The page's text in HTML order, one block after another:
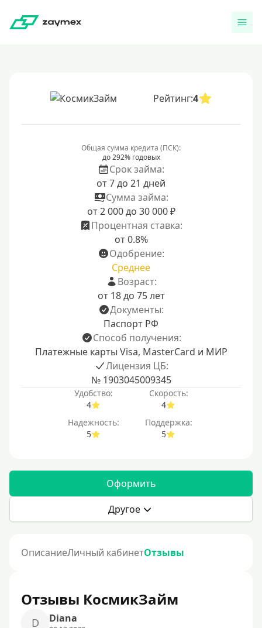
Рейтинг:4
Общая сумма кредита (ПСК):
до 292% годовых
Срок займа:
от 7 до 21 дней
Сумма займа:
от 2 000 до 30 000 ₽
Процентная ставка:
от 0.8%
Одобрение:
Среднее
Возраст:
от 18 до 75 лет
Документы:
Паспорт РФ
Способ получения:
Платежные карты Visa, MasterCard и МИР
Лицензия ЦБ:
№ 1903045009345
Удобство:
4
Скорость:
4
Надежность:
5
Поддержка:
5
Оформить
Другое
ОписаниеЛичный кабинетОтзывы
Отзывы КосмикЗайм
D Diana